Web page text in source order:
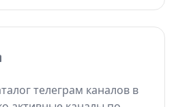
телеграм каналов в